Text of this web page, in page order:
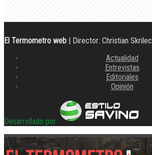
El Termometro web | Director: Christian Skrilec
Actualidad
Entrevistas
Editoriales
Opinión
Desarrollado por